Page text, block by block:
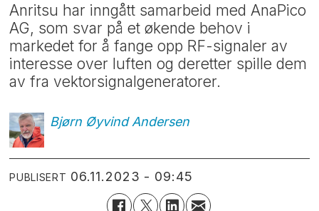
Anritsu har inngått samarbeid med AnaPico
AG, som svar på et økende behov i
markedet for å fange opp RF-signaler av
interesse over luften og deretter spille dem
av fra vektorsignalgeneratorer.
Bjørn Øyvind Andersen
PUBLISERT 06.11.2023 - 09:45